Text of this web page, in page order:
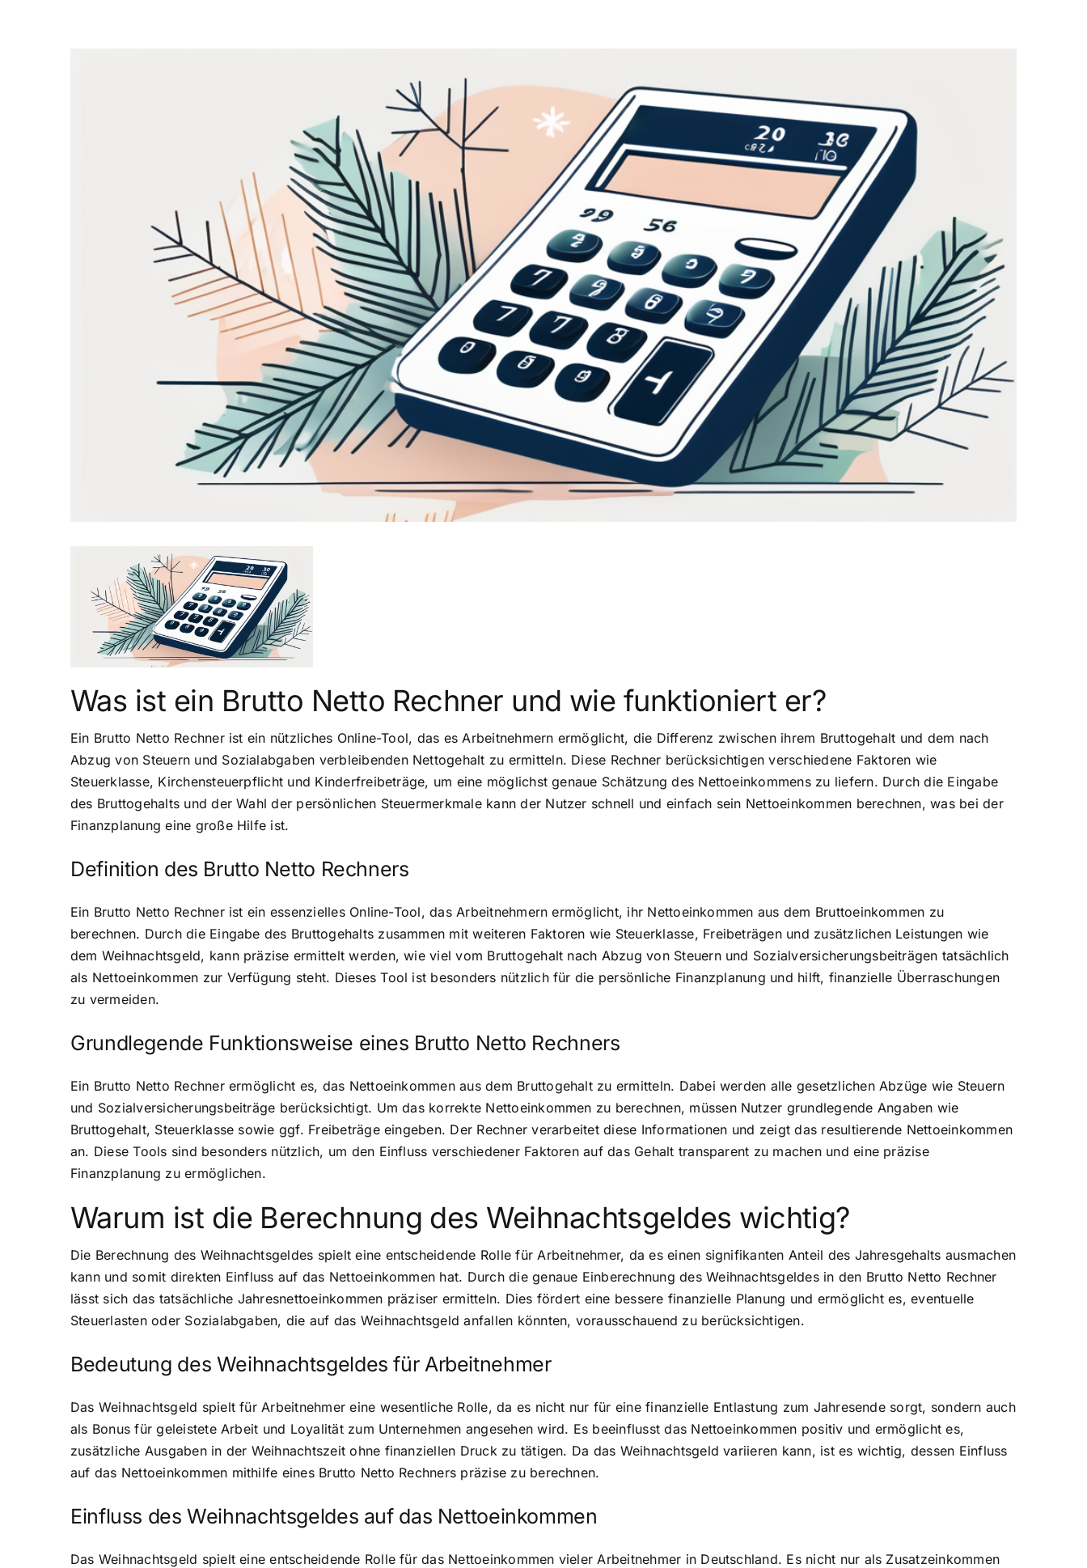
Was ist ein Brutto Netto Rechner und wie funktioniert er?
Ein Brutto Netto Rechner ist ein nützliches Online-Tool, das es Arbeitnehmern ermöglicht, die Differenz zwischen ihrem Bruttogehalt und dem nach
Abzug von Steuern und Sozialabgaben verbleibenden Nettogehalt zu ermitteln. Diese Rechner berücksichtigen verschiedene Faktoren wie
Steuerklasse, Kirchensteuerpflicht und Kinderfreibeträge, um eine möglichst genaue Schätzung des Nettoeinkommens zu liefern. Durch die Eingabe
des Bruttogehalts und der Wahl der persönlichen Steuermerkmale kann der Nutzer schnell und einfach sein Nettoeinkommen berechnen, was bei der
Finanzplanung eine große Hilfe ist.
Definition des Brutto Netto Rechners
Ein Brutto Netto Rechner ist ein essenzielles Online-Tool, das Arbeitnehmern ermöglicht, ihr Nettoeinkommen aus dem Bruttoeinkommen zu
berechnen. Durch die Eingabe des Bruttogehalts zusammen mit weiteren Faktoren wie Steuerklasse, Freibeträgen und zusätzlichen Leistungen wie
dem Weihnachtsgeld, kann präzise ermittelt werden, wie viel vom Bruttogehalt nach Abzug von Steuern und Sozialversicherungsbeiträgen tatsächlich
als Nettoeinkommen zur Verfügung steht. Dieses Tool ist besonders nützlich für die persönliche Finanzplanung und hilft, finanzielle Überraschungen
zu vermeiden.
Grundlegende Funktionsweise eines Brutto Netto Rechners
Ein Brutto Netto Rechner ermöglicht es, das Nettoeinkommen aus dem Bruttogehalt zu ermitteln. Dabei werden alle gesetzlichen Abzüge wie Steuern
und Sozialversicherungsbeiträge berücksichtigt. Um das korrekte Nettoeinkommen zu berechnen, müssen Nutzer grundlegende Angaben wie
Bruttogehalt, Steuerklasse sowie ggf. Freibeträge eingeben. Der Rechner verarbeitet diese Informationen und zeigt das resultierende Nettoeinkommen
an. Diese Tools sind besonders nützlich, um den Einfluss verschiedener Faktoren auf das Gehalt transparent zu machen und eine präzise
Finanzplanung zu ermöglichen.
Warum ist die Berechnung des Weihnachtsgeldes wichtig?
Die Berechnung des Weihnachtsgeldes spielt eine entscheidende Rolle für Arbeitnehmer, da es einen signifikanten Anteil des Jahresgehalts ausmachen
kann und somit direkten Einfluss auf das Nettoeinkommen hat. Durch die genaue Einberechnung des Weihnachtsgeldes in den Brutto Netto Rechner
lässt sich das tatsächliche Jahresnettoeinkommen präziser ermitteln. Dies fördert eine bessere finanzielle Planung und ermöglicht es, eventuelle
Steuerlasten oder Sozialabgaben, die auf das Weihnachtsgeld anfallen könnten, vorausschauend zu berücksichtigen.
Bedeutung des Weihnachtsgeldes für Arbeitnehmer
Das Weihnachtsgeld spielt für Arbeitnehmer eine wesentliche Rolle, da es nicht nur für eine finanzielle Entlastung zum Jahresende sorgt, sondern auch
als Bonus für geleistete Arbeit und Loyalität zum Unternehmen angesehen wird. Es beeinflusst das Nettoeinkommen positiv und ermöglicht es,
zusätzliche Ausgaben in der Weihnachtszeit ohne finanziellen Druck zu tätigen. Da das Weihnachtsgeld variieren kann, ist es wichtig, dessen Einfluss
auf das Nettoeinkommen mithilfe eines Brutto Netto Rechners präzise zu berechnen.
Einfluss des Weihnachtsgeldes auf das Nettoeinkommen
Das Weihnachtsgeld spielt eine entscheidende Rolle für das Nettoeinkommen vieler Arbeitnehmer in Deutschland. Es nicht nur als Zusatzeinkommen